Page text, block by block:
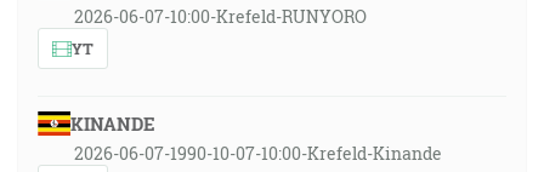
2026-06-07-10:00-Krefeld-RUNYORO
YT
KINANDE
2026-06-07-1990-10-07-10:00-Krefeld-Kinande